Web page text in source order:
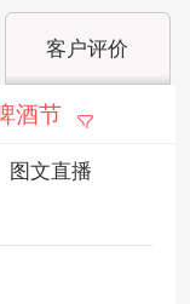
客户评价
酒节
图文直播